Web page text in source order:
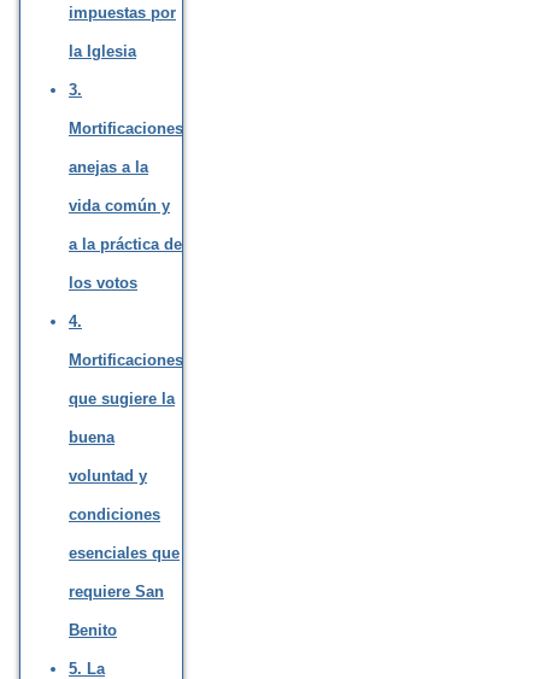
impuestas por
la Iglesia
3.
Mortificaciones
anejas a la
vida común y
a la práctica de
los votos
4.
Mortificaciones
que sugiere la
buena
voluntad y
condiciones
esenciales que
requiere San
Benito
5. La